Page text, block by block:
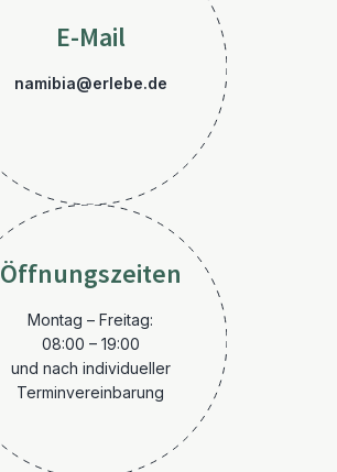
E-Mail
namibia@erlebe.de
Öffnungszeiten
Montag – Freitag:
08:00 – 19:00
und nach individueller
Terminvereinbarung